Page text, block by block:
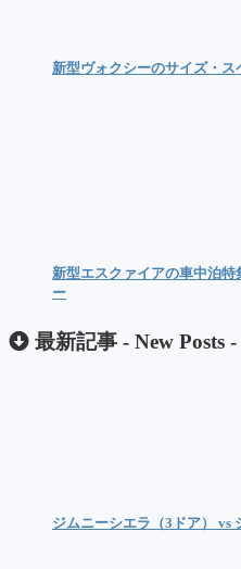
新型ヴォクシーのサイズ・
新型エスクァイアの車中泊
ー
最新記事 - New Posts -
ジムニーシエラ（3ドア） vs